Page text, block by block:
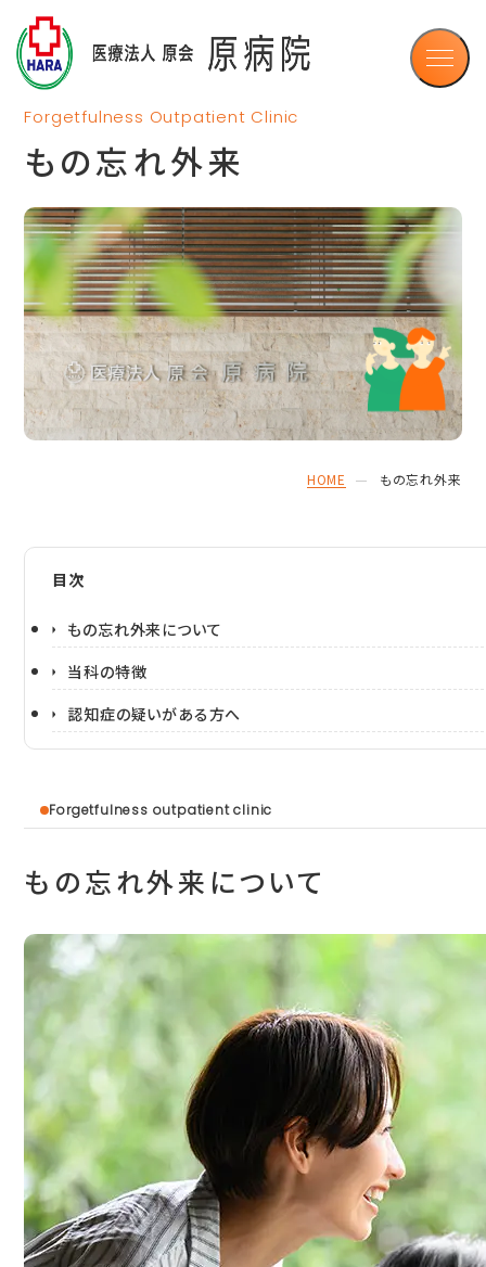
デイケア ルピナス
グループホームさくら
展開事業
新着情報
お知らせ
採用
イベント
ブログ
tel.0270-74-0633
お問い合わせ
診療情報提供・個人情報保護 プライバシーポリシー
Forgetfulness Outpatient Clinic
もの忘れ外来
HOME もの忘れ外来
目次
もの忘れ外来について
当科の特徴
認知症の疑いがある方へ
Forgetfulness outpatient clinic
もの忘れ外来について